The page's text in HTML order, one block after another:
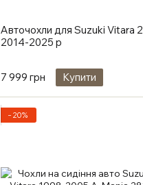
Авточохли для Suzuki Vitara 2
2014-2025 р
7 999 грн Купити
−20%